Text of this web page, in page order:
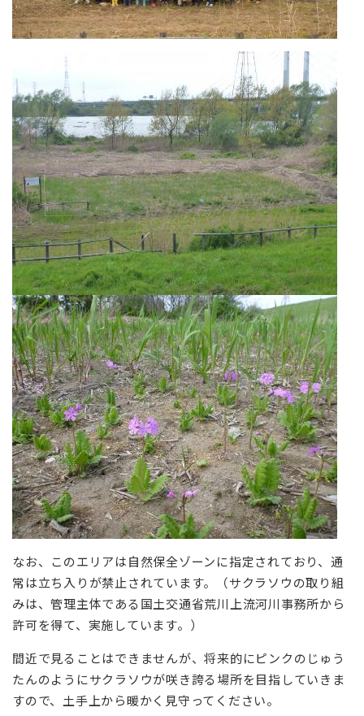
なお、このエリアは自然保全ゾーンに指定されており、通
常は立ち入りが禁止されています。（サクラソウの取り組
みは、管理主体である国土交通省荒川上流河川事務所から
許可を得て、実施しています。）
間近で見ることはできませんが、将来的にピンクのじゅう
たんのようにサクラソウが咲き誇る場所を目指していきま
すので、土手上から暖かく見守ってください。